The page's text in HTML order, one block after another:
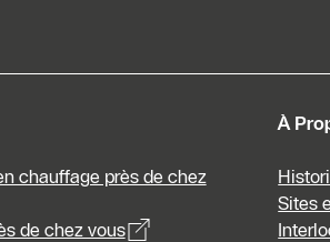
chauffage près de chez
de chez vous
À
Sites